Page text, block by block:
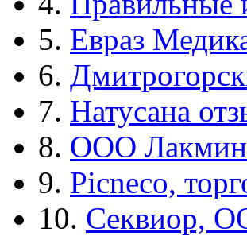
5. Евраз
6.
7. Натусана
8. ООО Лакмин
9. Picneco,
10. Секвиор,